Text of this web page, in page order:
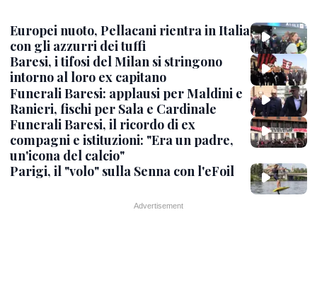
Europei nuoto, Pellacani rientra in Italia
con gli azzurri dei tuffi
Baresi, i tifosi del Milan si stringono
intorno al loro ex capitano
Funerali Baresi: applausi per Maldini e
Ranieri, fischi per Sala e Cardinale
Funerali Baresi, il ricordo di ex
compagni e istituzioni: "Era un padre,
un'icona del calcio"
Parigi, il "volo" sulla Senna con l'eFoil